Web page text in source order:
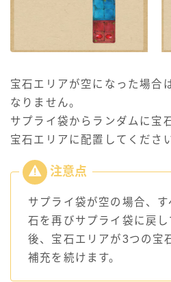
宝石エリアが空になった場合
なりません。
サプライ袋からランダムに宝
宝石エリアに配置してくださ
サプライ袋が空の場合、
石を再びサプライ袋に戻
後、宝石エリアが3つの宝
補充を続けます。